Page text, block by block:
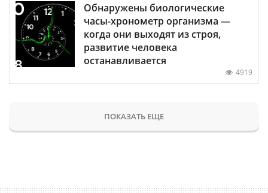
Обнаружены биологические
часы-хронометр организма —
когда они выходят из строя,
развитие человека
останавливается
4919
ПОКАЗАТЬ ЕЩЕ